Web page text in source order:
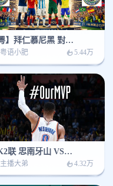
【粵】拜仁慕尼黑 對 阿士東維拉
粤语小肥 5.44万
韩K2联 忠南牙山 VS 安山小绿人
主播大弟 4.32万